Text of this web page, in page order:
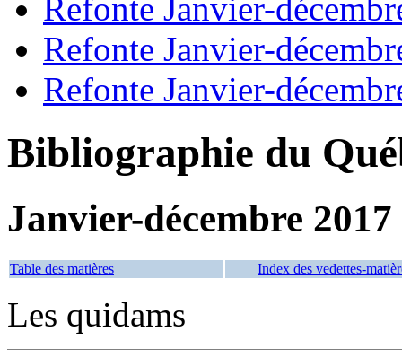
Refonte Janvier-
Refonte Janvier-
Refonte Janvier-
Bibliographie du
Janvier-décembre 2017
Table des matières Index des vedettes-
Les quidams